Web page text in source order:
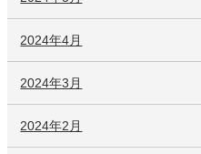
2024年4月
2024年3月
2024年2月